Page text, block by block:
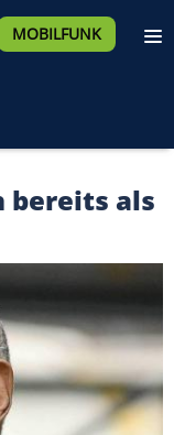
MOBILFUNK
bereits als